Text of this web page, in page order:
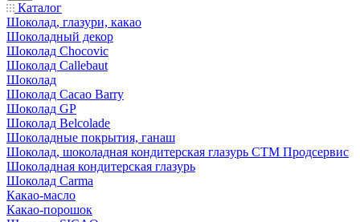
Каталог
Шоколад, глазури, какао
Шоколадный декор
Шоколад Chocovic
Шоколад Callebaut
Шоколад
Шоколад Cacao Barry
Шоколад GP
Шоколад Belcolade
Шоколадные покрытия, ганаш
Шоколад, шоколадная кондитерская глазурь СТМ Продсервис
Шоколадная кондитерская глазурь
Шоколад Carma
Какао-масло
Какао-порошок